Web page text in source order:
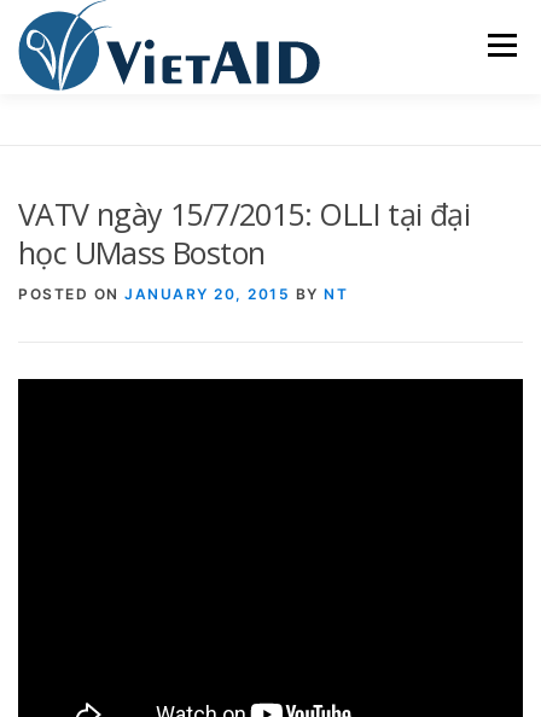
content
Menu
TRUNG TÂM CỘNG ĐỒNG SINH HOẠT
VATV ngày 15/7/2015: OLLI tại đại
học UMass Boston
POSTED ON JANUARY 20, 2015 BY NT